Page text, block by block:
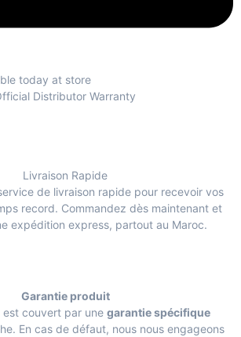
today at store
Distributor Warranty
Livraison Rapide
de livraison rapide pour recevoir vos
record. Commandez dès maintenant et
expédition express, partout au Maroc.
Garantie produit
couvert par une garantie spécifique
En cas de défaut, nous nous engageons